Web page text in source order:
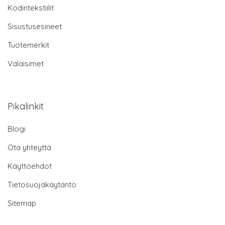
Kodintekstiilit
Sisustusesineet
Tuotemerkit
Valaisimet
Pikalinkit
Blogi
Ota yhteyttä
Käyttöehdot
Tietosuojakäytäntö
Sitemap